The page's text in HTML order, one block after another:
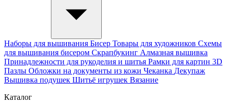
Наборы для вышивания Бисер Товары для художников Схемы
для вышивания бисером Скрапбукинг Алмазная вышивка
Принадлежности для рукоделия и шитья Рамки для картин 3D
Пазлы Обложки на документы из кожи Чеканка Декупаж
Вышивка подушек Шитьё игрушек Вязание
Каталог